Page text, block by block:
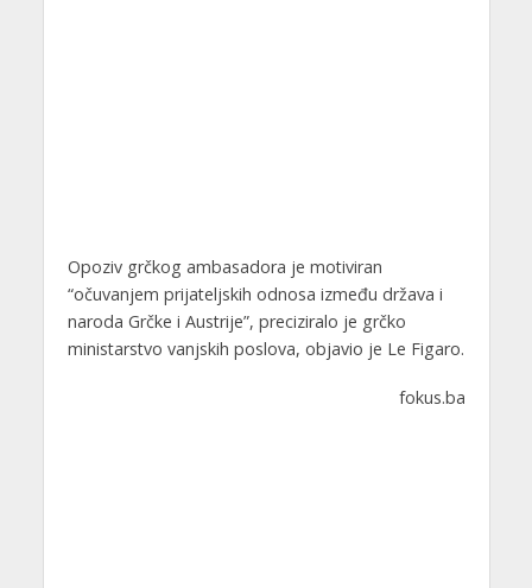
Opoziv grčkog ambasadora je motiviran
“očuvanjem prijateljskih odnosa između država i
naroda Grčke i Austrije”, preciziralo je grčko
ministarstvo vanjskih poslova, objavio je Le Figaro.
fokus.ba